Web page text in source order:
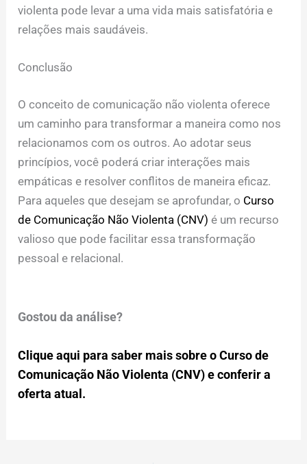
violenta pode levar a uma vida mais satisfatória e
relações mais saudáveis.
Conclusão
O conceito de comunicação não violenta oferece
um caminho para transformar a maneira como nos
relacionamos com os outros. Ao adotar seus
princípios, você poderá criar interações mais
empáticas e resolver conflitos de maneira eficaz.
Para aqueles que desejam se aprofundar, o Curso
de Comunicação Não Violenta (CNV) é um recurso
valioso que pode facilitar essa transformação
pessoal e relacional.
Gostou da análise?
Clique aqui para saber mais sobre o Curso de
Comunicação Não Violenta (CNV) e conferir a
oferta atual.